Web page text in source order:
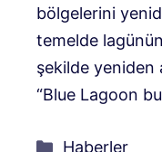
bölgelerini
temelde
şekilde yeniden
“Blue Lagoon
Kategoriler
Haberler